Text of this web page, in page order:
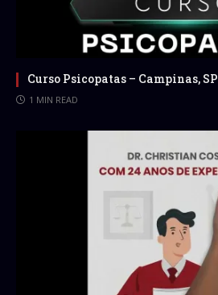
Curso Psicopatas – Campinas, SP
1 MIN READ